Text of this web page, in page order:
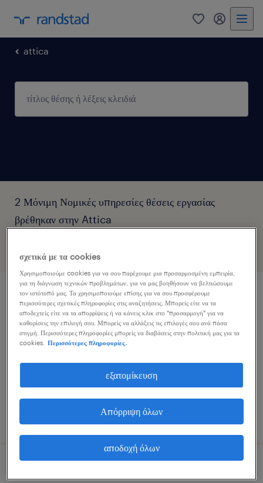
0 my
attica
2 Μόνιμη Νομικές υπηρεσίες θέσεις εργασίας
βρέθηκαν στην Attica
φίλτρα
senior associate lawyer
athens, attica
μόνιμη
δημοσιεύτηκε 14 ιουλίου 2026
σχετικά με τα cookies
Χρησιμοποιούμε cookies για να σου παρέχουμε μια προσαρμοσμένη εμπειρία,
για τη διάγνωση τεχνικών προβλημάτων, για να μας βοηθήσουν να βελτιώσουμε
τον ιστότοπό μας. Τα χρησιμοποιούμε επίσης για να σου προσφέρουμε
περισσότερες σχετικές πληροφορίες στις αναζητήσεις. Μπορείς είτε να τα
αποδεχτείς είτε να τα απορρίψεις ή να κάνεις κλικ στο "προσαρμογή" για να
καθορίσεις την επιλογή σου. Μπορείς να αλλάξεις τις επιλογές σου ανά πάσα
στιγμή. Περισσότερες πληροφορίες μπορείς να διαβάσεις στην πολιτική μας για τα
cookies.
Περισσότερες πληροφορίες.
εξατομίκευση
Απόρριψη όλων
αποδοχή όλων